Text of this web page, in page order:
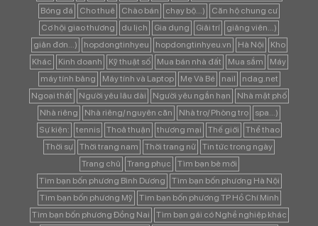
Bóng đá
Cho thuê Chào bán chạy bộ...)
Căn hộ chung cư
Cơ hội giao thương
du lịch Gia dụng Giải trí
giảng viên...)
giản đơn...)
hopdongtinhyeu hopdongtinhyeu.vn Hà Nội
Kho
Khác
Kinh doanh Kỹ thuật số Mua bán nhà đất Mua sắm
Máy
máy tính bảng
Máy tính và Laptop Mẹ Và Bé nail
ndag.net
Ngoại thất
Người yêu lâu dài Người yêu ngắn hạn
Nhà mặt phố
Nhà riêng
Nhà riêng/ nguyên căn Nhà trọ/ Phòng trọ
spa...)
Sự kiện:
tennis Thoả thuận thương mại Thế giới
Thể thao
Thời sự
Thời trang nam Thời trang nữ
Tin tức trong ngày
Trang chủ
Trang phục
Tìm bạn bè mới
Tìm bạn bốn phương Bình Dương
Tìm bạn bốn phương Hà Nội
Tìm bạn bốn phương Mỹ
Tìm bạn bốn phương TP Hồ Chí Minh
Tìm bạn bốn phương Đồng Nai
Tìm bạn gái có Nghề nghiệp khác